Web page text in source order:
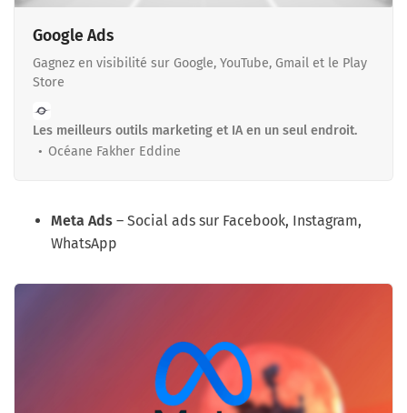
Google Ads
Gagnez en visibilité sur Google, YouTube, Gmail et le Play
Store
Les meilleurs outils marketing et IA en un seul endroit.
Océane Fakher Eddine
Meta Ads – Social ads sur Facebook, Instagram,
WhatsApp